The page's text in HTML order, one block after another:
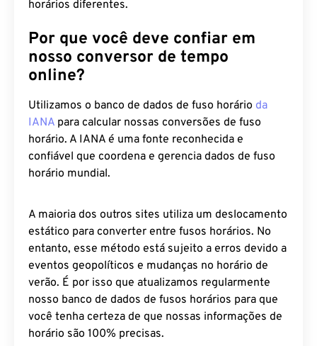
horários diferentes.
Por que você deve confiar em
nosso conversor de tempo
online?
Utilizamos o banco de dados de fuso horário da
IANA para calcular nossas conversões de fuso
horário. A IANA é uma fonte reconhecida e
confiável que coordena e gerencia dados de fuso
horário mundial.
A maioria dos outros sites utiliza um deslocamento
estático para converter entre fusos horários. No
entanto, esse método está sujeito a erros devido a
eventos geopolíticos e mudanças no horário de
verão. É por isso que atualizamos regularmente
nosso banco de dados de fusos horários para que
você tenha certeza de que nossas informações de
horário são 100% precisas.